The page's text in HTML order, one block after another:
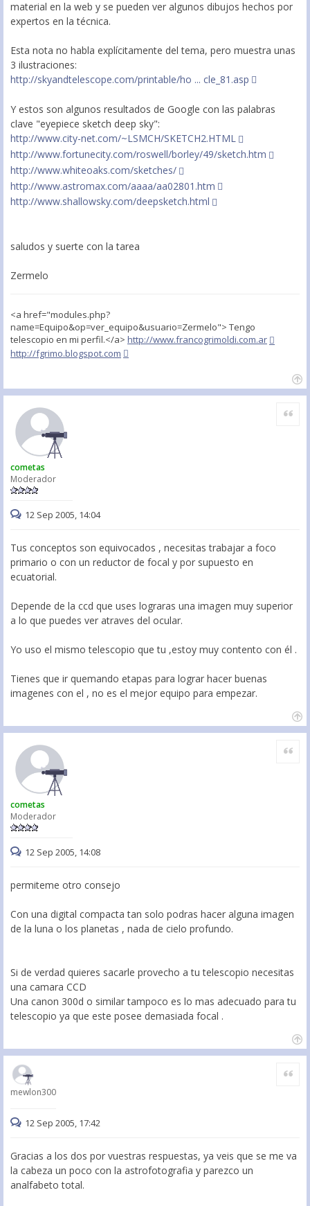
material en la web y se pueden ver algunos dibujos hechos por
expertos en la técnica.
Esta nota no habla explícitamente del tema, pero muestra unas
3 ilustraciones:
http://skyandtelescope.com/printable/ho ... cle_81.asp
Y estos son algunos resultados de Google con las palabras
clave "eyepiece sketch deep sky":
http://www.city-net.com/~LSMCH/SKETCH2.HTML
http://www.fortunecity.com/roswell/borley/49/sketch.htm
http://www.whiteoaks.com/sketches/
http://www.astromax.com/aaaa/aa02801.htm
http://www.shallowsky.com/deepsketch.html
saludos y suerte con la tarea
Zermelo
<a href="modules.php?
name=Equipo&op=ver_equipo&usuario=Zermelo"> Tengo
telescopio en mi perfil.</a> http://www.francogrimoldi.com.ar
http://fgrimo.blogspot.com
cometas
Moderador
Citar
12 Sep 2005, 14:04
Tus conceptos son equivocados , necesitas trabajar a foco
primario o con un reductor de focal y por supuesto en
ecuatorial.
Depende de la ccd que uses lograras una imagen muy superior
a lo que puedes ver atraves del ocular.
Yo uso el mismo telescopio que tu ,estoy muy contento con él .
Tienes que ir quemando etapas para lograr hacer buenas
imagenes con el , no es el mejor equipo para empezar.
cometas
Moderador
Citar
12 Sep 2005, 14:08
permiteme otro consejo
Con una digital compacta tan solo podras hacer alguna imagen
de la luna o los planetas , nada de cielo profundo.
Si de verdad quieres sacarle provecho a tu telescopio necesitas
una camara CCD
Una canon 300d o similar tampoco es lo mas adecuado para tu
telescopio ya que este posee demasiada focal .
mewlon300
Citar
12 Sep 2005, 17:42
Gracias a los dos por vuestras respuestas, ya veis que se me va
la cabeza un poco con la astrofotografia y parezco un
analfabeto total.